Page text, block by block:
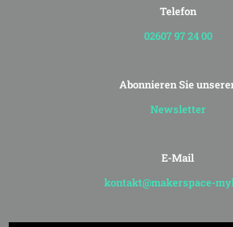
Telefon
02607 97 24 00
Abonnieren Sie
Newsletter
E-Mail
kontakt@makerspace-